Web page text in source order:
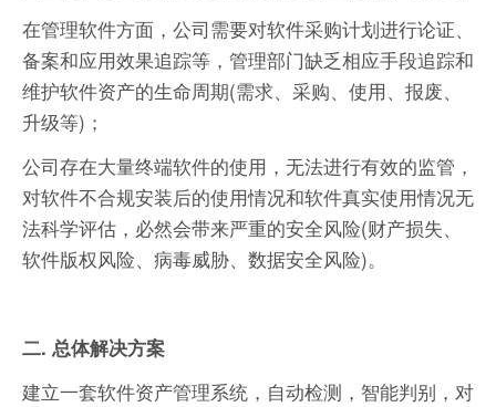
在管理软件方面，公司需要对软件采购计划进行论证、
备案和应用效果追踪等，管理部门缺乏相应手段追踪和
维护软件资产的生命周期(需求、采购、使用、报废、
升级等)；
公司存在大量终端软件的使用，无法进行有效的监管，
对软件不合规安装后的使用情况和软件真实使用情况无
法科学评估，必然会带来严重的安全风险(财产损失、
软件版权风险、病毒威胁、数据安全风险)。
二. 总体解决方案
建立一套软件资产管理系统，自动检测，智能判别，对